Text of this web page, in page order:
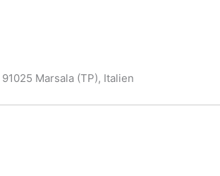
Marsala (TP), Italien